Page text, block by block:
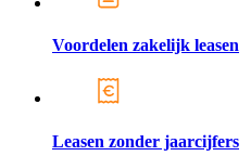
Voordelen zakelijk leasen
Leasen zonder jaarcijfers